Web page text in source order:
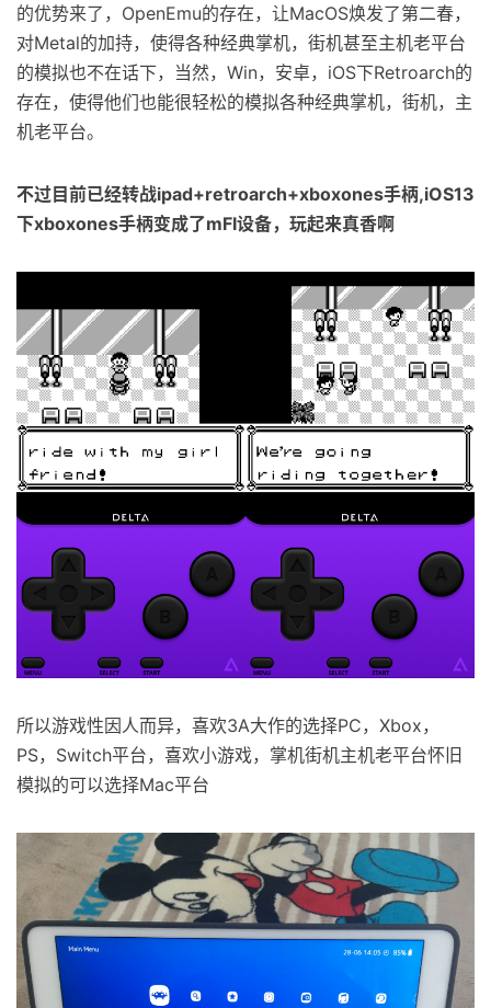
的优势来了，OpenEmu的存在，让MacOS焕发了第二春，
对Metal的加持，使得各种经典掌机，街机甚至主机老平台
的模拟也不在话下，当然，Win，安卓，iOS下Retroarch的
存在，使得他们也能很轻松的模拟各种经典掌机，街机，主
机老平台。
不过目前已经转战ipad+retroarch+xboxones手柄,iOS13
下xboxones手柄变成了mFI设备，玩起来真香啊
所以游戏性因人而异，喜欢3A大作的选择PC，Xbox，
PS，Switch平台，喜欢小游戏，掌机街机主机老平台怀旧
模拟的可以选择Mac平台